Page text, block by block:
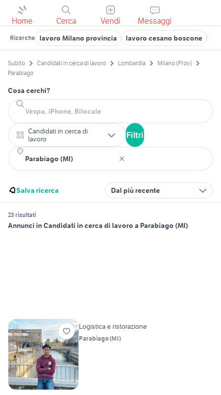
Home Cerca Vendi Messaggi
Ricerche lavoro Milano provincia lavoro cesano boscone
Subito Candidati in cerca di lavoro Lombardia
Milano (Prov)
Parabiago
Cosa cerchi?
Candidati in cerca di
lavoro
Filtri
Salva ricerca Dal più recente
23 risultati
Annunci in Candidati in cerca di lavoro a Parabiago (MI)
Logistica e ristorazione
Parabiago(MI)